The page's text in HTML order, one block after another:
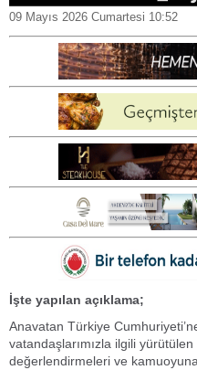
09 Mayıs 2026 Cumartesi 10:52
İşte yapılan açıklama;
Anavatan Türkiye
vatandaşlarımızla ilgili
değerlendirmeleri ve